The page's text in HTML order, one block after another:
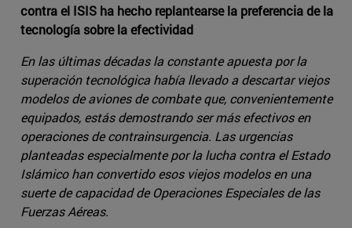
contra el ISIS ha hecho replantearse la preferencia de la
tecnología sobre la efectividad
En las últimas décadas la constante apuesta por la
superación tecnológica había llevado a descartar viejos
modelos de aviones de combate que, convenientemente
equipados, estás demostrando ser más efectivos en
operaciones de contrainsurgencia. Las urgencias
planteadas especialmente por la lucha contra el Estado
Islámico han convertido esos viejos modelos en una
suerte de capacidad de Operaciones Especiales de las
Fuerzas Aéreas.